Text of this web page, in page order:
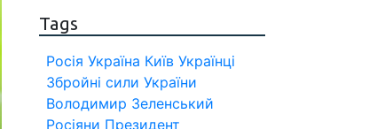
Tags
Росія Україна Київ Українці
Збройні сили України
Володимир Зеленський
Росіяни Президент